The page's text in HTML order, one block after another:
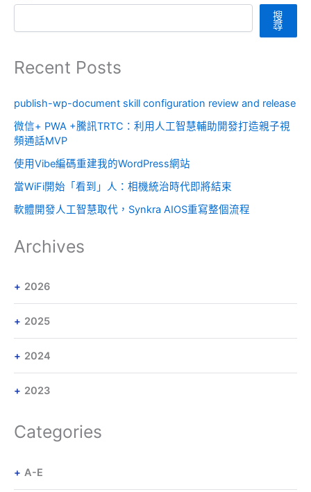
搜
尋
Recent Posts
publish-wp-document skill configuration review and release
微信+ PWA +騰訊TRTC：利用人工智慧輔助開發打造親子視
頻通話MVP
使用Vibe編碼重建我的WordPress網站
當WiFi開始「看到」人：相機統治時代即將結束
軟體開發人工智慧取代，Synkra AIOS重寫整個流程
Archives
2026
2025
2024
2023
Categories
A-E